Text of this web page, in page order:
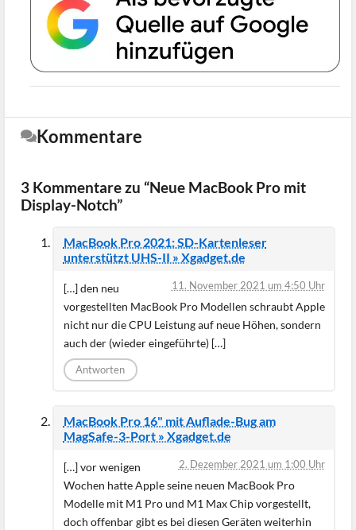
Kommentare
3 Kommentare zu “Neue MacBook Pro mit
Display-Notch”
MacBook Pro 2021: SD-Kartenleser
unterstützt UHS-II » Xgadget.de
11. November 2021 um 4:50 Uhr
[…] den neu
vorgestellten MacBook Pro Modellen schraubt Apple
nicht nur die CPU Leistung auf neue Höhen, sondern
auch der (wieder eingeführte) […]
Antworten
MacBook Pro 16" mit Auflade-Bug am
MagSafe-3-Port » Xgadget.de
2. Dezember 2021 um 1:00 Uhr
[…] vor wenigen
Wochen hatte Apple seine neuen MacBook Pro
Modelle mit M1 Pro und M1 Max Chip vorgestellt,
doch offenbar gibt es bei diesen Geräten weiterhin